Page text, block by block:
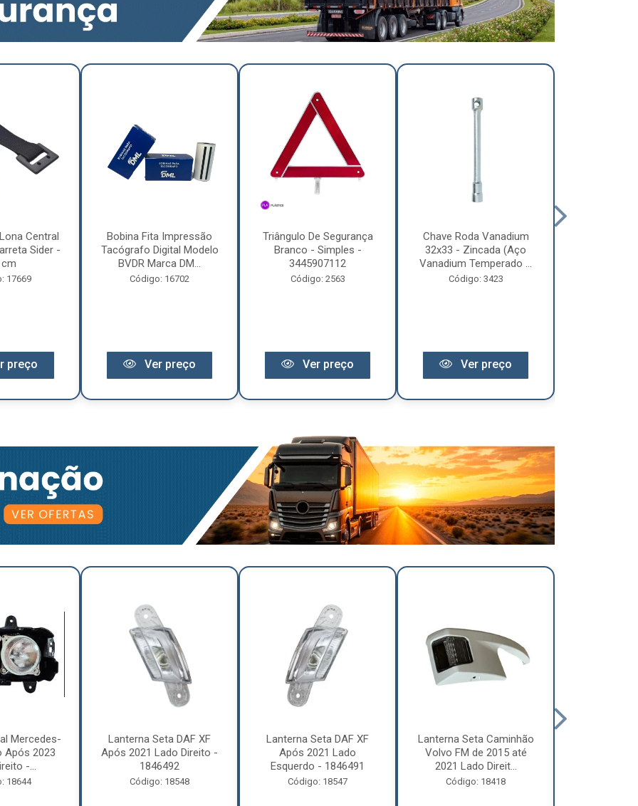
Central
Sider -
17669
preço
Bobina Fita Impressão
Tacógrafo Digital Modelo
BVDR Marca DM...
Código: 16702
Ver preço
Triângulo De Segurança
Branco - Simples -
3445907112
Código: 2563
Ver preço
Chave Roda Vanadium
32x33 - Zincada (Aço
Vanadium Temperado ...
Código: 3423
Ver preço
Mercedes-
Após 2023
-...
18644
Lanterna Seta DAF XF
Após 2021 Lado Direito -
1846492
Código: 18548
Lanterna Seta DAF XF
Após 2021 Lado
Esquerdo - 1846491
Código: 18547
Lanterna Seta Caminhão
Volvo FM de 2015 até
2021 Lado Direit...
Código: 18418